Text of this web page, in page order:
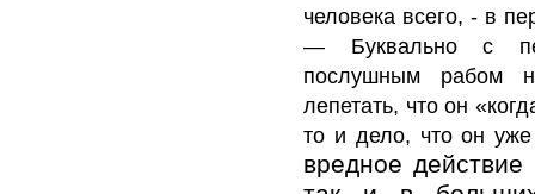
человека всего, - в
— Буквально с
послушным рабом
лепетать, что он
то и дело, что он
вредное